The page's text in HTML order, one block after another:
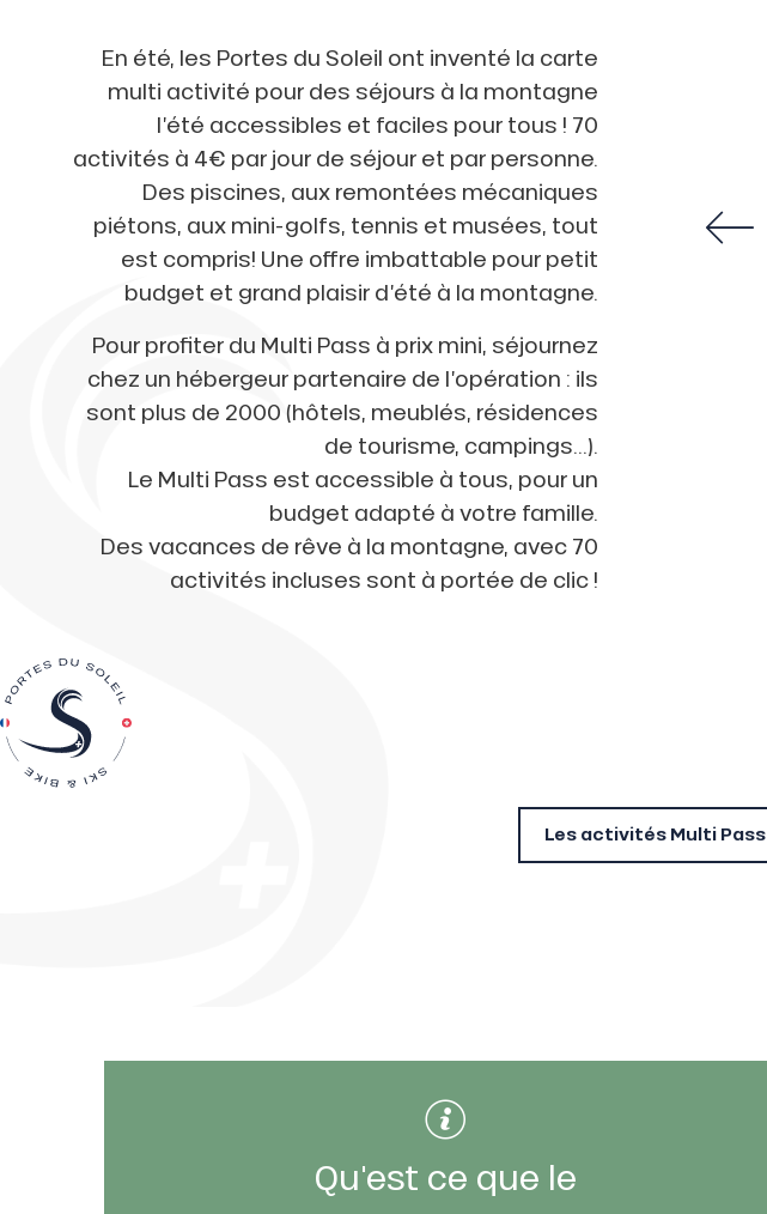
En été, les Portes du Soleil ont inventé la carte
multi activité pour des séjours à la montagne
l’été accessibles et faciles pour tous ! 70
activités à 4€ par jour de séjour et par personne.
Des piscines, aux remontées mécaniques
piétons, aux mini-golfs, tennis et musées, tout
est compris! Une offre imbattable pour petit
budget et grand plaisir d’été à la montagne.
Pour profiter du Multi Pass à prix mini, séjournez
chez un hébergeur partenaire de l’opération : ils
sont plus de 2000 (hôtels, meublés, résidences
de tourisme, campings…).
Le Multi Pass est accessible à tous, pour un
budget adapté à votre famille.
Des vacances de rêve à la montagne, avec 70
activités incluses sont à portée de clic !
Les activités Multi Pass
Qu'est ce que le